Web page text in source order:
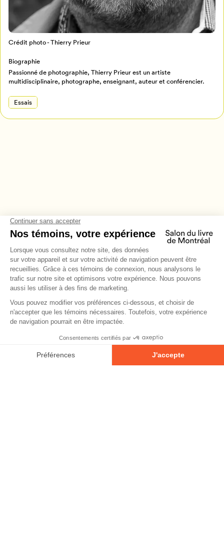
Billetterie
Retour à l’accueil
Crédit photo - Thierry Prieur
Biographie
Passionné de photographie, Thierry Prieur est un artiste
multidisciplinaire, photographe, enseignant, auteur et conférencier.
Essais
Se connecter
Annuler